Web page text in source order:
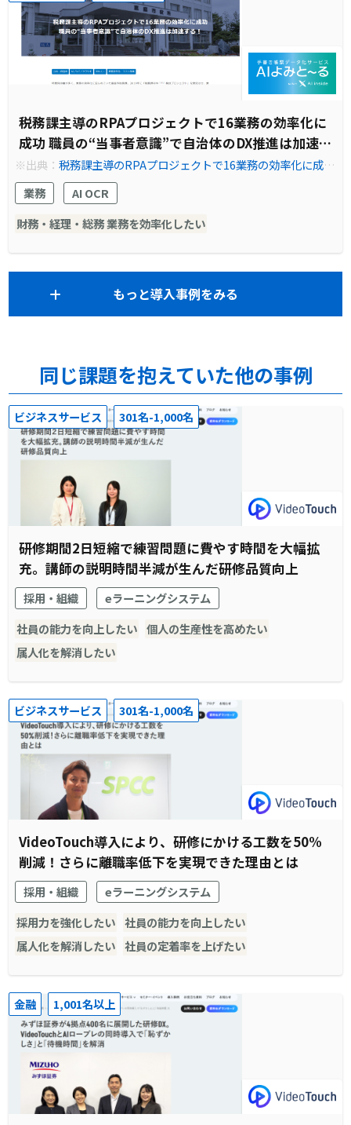
税務課主導のRPAプロジェクトで16業務の効率化に
成功 職員の“当事者意識”で自治体のDX推進は加速
する！
※出典：税務課主導のRPAプロジェクトで16業務の効率化に成
功。職員の“当事者意識”で自治体のDX推進は加速する！｜導入
事例｜法人のお客さま｜NTT東日本
業務
AI OCR
財務・経理・総務 業務を効率化したい
もっと導入事例をみる
同じ課題を抱えていた他の事例
ビジネスサービス 301名-1,000名
研修期間2日短縮で練習問題に費やす時間を大幅拡
充。講師の説明時間半減が生んだ研修品質向上
採用・組織
eラーニングシステム
社員の能力を向上したい 個人の生産性を高めたい
属人化を解消したい
ビジネスサービス 301名-1,000名
VideoTouch導入により、研修にかける工数を50%
削減！さらに離職率低下を実現できた理由とは
採用・組織
eラーニングシステム
採用力を強化したい 社員の能力を向上したい
属人化を解消したい 社員の定着率を上げたい
金融 1,001名以上